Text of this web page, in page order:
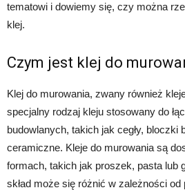
tematowi i dowiemy się, czy można
klej.
Czym jest klej do
Klej do murowania, zwany również
specjalny rodzaj kleju stosowany do
budowlanych, takich jak cegły, bloczki
ceramiczne. Kleje do murowania są
formach, takich jak proszek, pasta lub
skład może się różnić w zależności od